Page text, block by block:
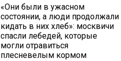
«Они были в ужасном
состоянии, а люди продолжали
кидать в них хлеб»: москвичи
спасли лебедей, которые
могли отравиться
плесневелым кормом